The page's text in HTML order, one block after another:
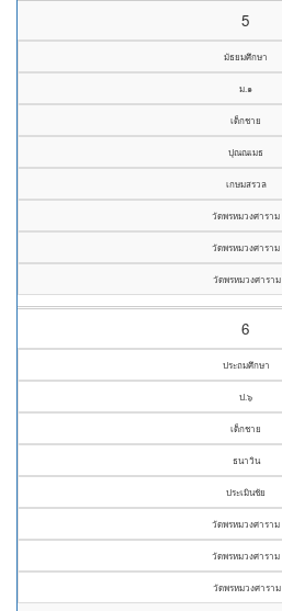
5
มัธยมศึกษา
ม.๑
เด็กชาย
ปุณณเมธ
เกษมสรวล
วัดพรหมวงศาราม
วัดพรหมวงศาราม
วัดพรหมวงศาราม
6
ประถมศึกษา
ป.๖
เด็กชาย
ธนาวิน
ประเมินชัย
วัดพรหมวงศาราม
วัดพรหมวงศาราม
วัดพรหมวงศาราม